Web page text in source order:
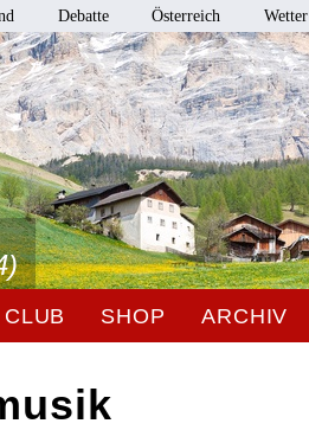
Debatte Österreich Wetter
CLUB SHOP ARCHIV